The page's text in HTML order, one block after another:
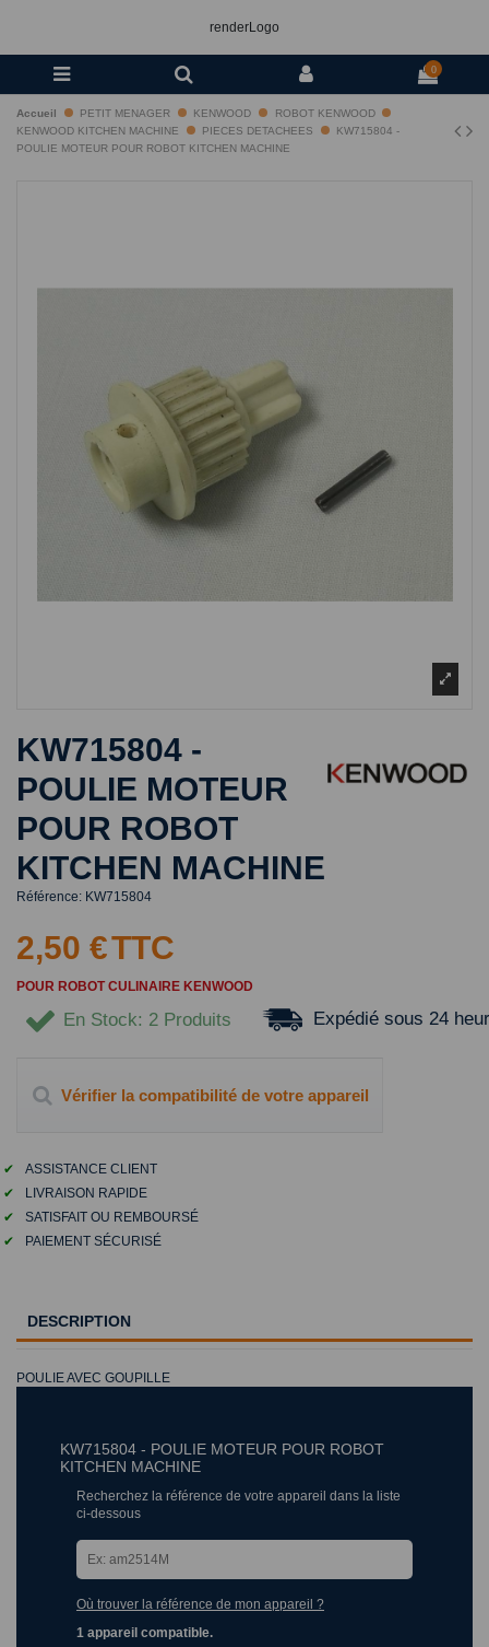
renderLogo
0
Accueil PETIT MENAGER KENWOOD
ROBOT KENWOOD
KENWOOD KITCHEN MACHINE
PIECES DETACHEES
KW715804 -
POULIE MOTEUR POUR ROBOT KITCHEN MACHINE
KW715804 -
POULIE MOTEUR
POUR ROBOT
KITCHEN MACHINE
Référence: KW715804
2,50 €TTC
POUR ROBOT CULINAIRE KENWOOD
En Stock: 2 Produits Expédié sous 24
Vérifier la compatibilité de votre appareil
✔
ASSISTANCE CLIENT
✔
LIVRAISON RAPIDE
✔
SATISFAIT OU REMBOURSÉ
✔
PAIEMENT SÉCURISÉ
DESCRIPTION
POULIE AVEC GOUPILLE
KW715804 - POULIE MOTEUR POUR ROBOT
KITCHEN MACHINE
Recherchez la référence de votre appareil dans la liste
ci-dessous
Où trouver la référence de mon appareil ?
1 appareil compatible.